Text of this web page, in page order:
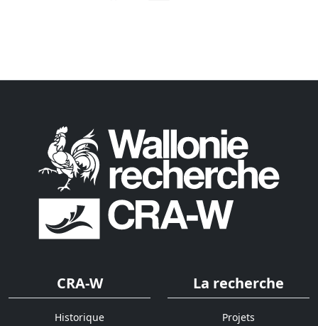
CRA-W
Historique
La recherche
Projets